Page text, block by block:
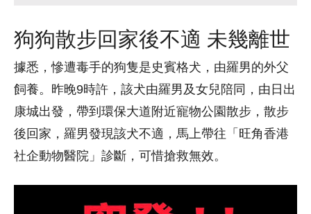
狗狗散步回家後不適 未幾離世
據悉，慘遭毒手的狗隻是史賓格犬，由羅男的外父
飼養。昨晚9時許，該犬由羅男及女兒陪同，由日出
康城出發，帶到環保大道附近寵物公園散步，散步
後回家，羅男發現該犬不適，馬上帶往「旺角香港
社企動物醫院」診斷，可惜搶救無效。